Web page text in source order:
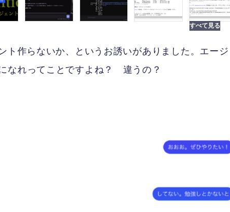
ト作らないか、というお誘いがありました。エージ
なれってことですよね？ 違うの？